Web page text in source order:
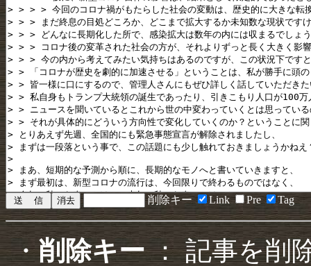
削除キー Link Pre Tag
・削除キー： 記事を削